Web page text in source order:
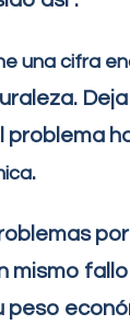
una cifra
.
mismo